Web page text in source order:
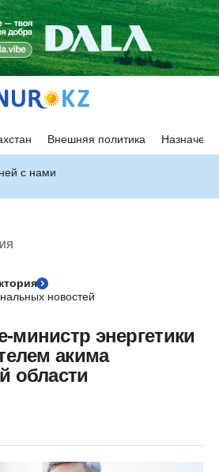
Внешняя политика
с нами
новостей
энергетики
акима
области